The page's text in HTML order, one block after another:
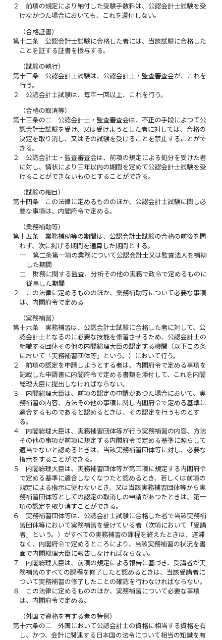
２
前項の規定により納付した受験手数料は、公認会計士試験を受
けなかつた場合においても、これを還付しない。
（合格証書）
第十二条
公認会計士試験に合格した者には、当該試験に合格した
ことを証する証書を授与する。
（試験の執行）
第十三条
公認会計士試験は、公認会計士・監査審査会が、これを
行う。
２
公認会計士試験は、毎年一回以上、これを行う。
（合格の取消等）
第十三条の二
公認会計士・監査審査会は、不正の手段によつて公
認会計士試験を受け、又は受けようとした者に対しては、合格の
決定を取り消し、又はその試験を受けることを禁止することがで
きる。
２
公認会計士・監査審査会は、前項の規定による処分を受けた者
に対し、情状により三年以内の期間を定めて公認会計士試験を受
けることができないものとすることができる。
（試験の細目）
第十四条
この法律に定めるもののほか、公認会計士試験に関し必
要な事項は、内閣府令で定める。
（業務補助等）
第十五条
業務補助等の期間は、公認会計士試験の合格の前後を問
わず、次に掲げる期間を通算した期間とする。
一
第二条第一項の業務について公認会計士又は監査法人を補助
した期間
二
財務に関する監査、分析その他の実務で政令で定めるものに
従事した期間
２
この法律に定めるもののほか、業務補助等について必要な事項
は、内閣府令で定める
（実務補習）
第十六条
実務補習は、公認会計士試験に合格した者に対して、公
認会計士となるのに必要な技能を修習させるため、公認会計士の
組織する団体その他の内閣総理大臣の認定する機関（以下この条
において「実務補習団体等」という。）において行う。
２
前項の認定を申請しようとする者は、内閣府令で定める事項を
記載した申請書に内閣府令で定める書類を添付して、これを内閣
総理大臣に提出しなければならない。
３
内閣総理大臣は、前項の認定の申請があつた場合において、実
務補習の内容、方法その他の事項に関し内閣府令で定める基準に
適合するものであると認めるときは、その認定を行うものとす
る。
４
内閣総理大臣は、実務補習団体等が行う実務補習の内容、方法
その他の事項が前項に規定する内閣府令で定める基準に照らして
適当でないと認めるときは、当該実務補習団体等に対し、必要な
指示をすることができる。
５
内閣総理大臣は、実務補習団体等が第三項に規定する内閣府令
で定める基準に適合しなくなつたと認めるとき、若しくは前項の
規定による指示に従わないとき、又は当該実務補習団体等から実
務補習団体等としての認定の取消しの申請があつたときは、第一
項の認定を取り消すことができる。
６
実務補習団体等は、公認会計士試験に合格した者で当該実務補
習団体等において実務補習を受けている者（次項において「受講
者」という。）がすべての実務補習の課程を終えたときは、遅滞
なく、内閣府令で定めるところにより、当該実務補習の状況を書
面で内閣総理大臣に報告しなければならない。
７
内閣総理大臣は、前項の規定による報告に基づき、受講者が実
務補習のすべての課程を修了したと認めるときは、当該受講者に
ついて実務補習の修了したことの確認を行わなければならない。
８
この法律に定めるもののほか、実務補習について必要な事項
は、内閣府令で定める。
（外国で資格を有する者の特例）
第十六条の二
外国において公認会計士の資格に相当する資格を有
し、かつ、会計に関連する日本国の法令について相当の知識を有